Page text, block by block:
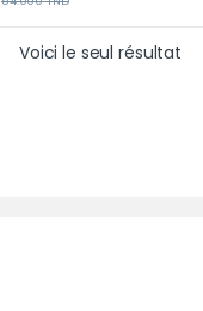
Voici le seul résultat